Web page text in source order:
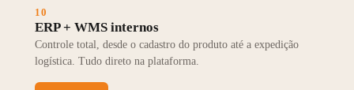
10
ERP + WMS internos
Controle total, desde o cadastro do produto até a expedição
logística. Tudo direto na plataforma.